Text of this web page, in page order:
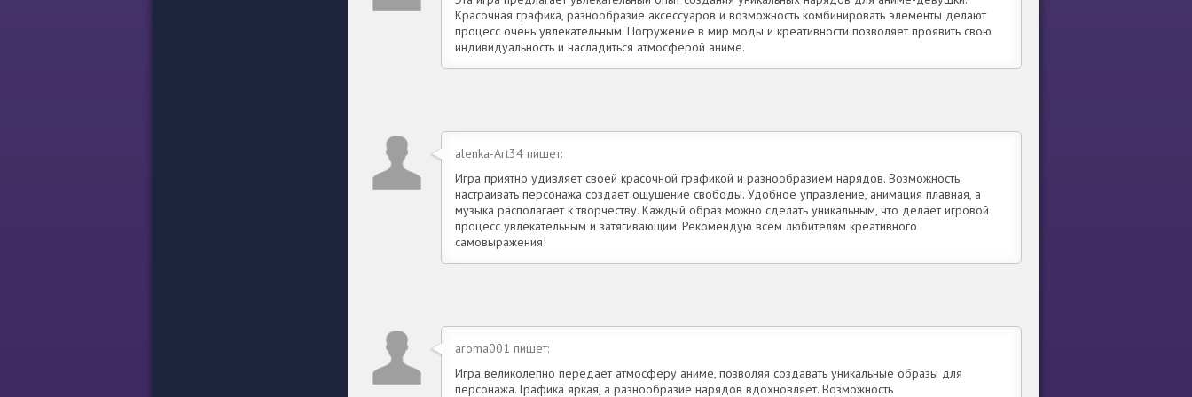
Красочная графика, разнообразие аксессуаров и возможность комбинировать элементы делают
процесс очень увлекательным. Погружение в мир моды и креативности позволяет проявить свою
индивидуальность и насладиться атмосферой аниме.
alenka-Art34 пишет:
Игра приятно удивляет своей красочной графикой и разнообразием нарядов. Возможность
настраивать персонажа создает ощущение свободы. Удобное управление, анимация плавная, а
музыка располагает к творчеству. Каждый образ можно сделать уникальным, что делает игровой
процесс увлекательным и затягивающим. Рекомендую всем любителям креативного
самовыражения!
aroma001 пишет:
Игра великолепно передает атмосферу аниме, позволяя создавать уникальные образы для
персонажа. Графика яркая, а разнообразие нарядов вдохновляет. Возможность